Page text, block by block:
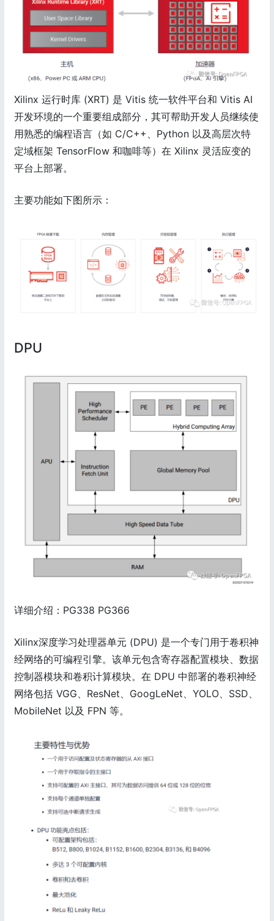
Xilinx 运行时库 (XRT) 是 Vitis 统一软件平台和 Vitis AI
开发环境的一个重要组成部分，其可帮助开发人员继续使
用熟悉的编程语言（如 C/C++、Python 以及高层次特
定域框架 TensorFlow 和咖啡等）在 Xilinx 灵活应变的
平台上部署。
主要功能如下图所示：
DPU
详细介绍：PG338 PG366
Xilinx深度学习处理器单元 (DPU) 是一个专门用于卷积神
经网络的可编程引擎。该单元包含寄存器配置模块、数据
控制器模块和卷积计算模块。在 DPU 中部署的卷积神经
网络包括 VGG、ResNet、GoogLeNet、YOLO、SSD、
MobileNet 以及 FPN 等。